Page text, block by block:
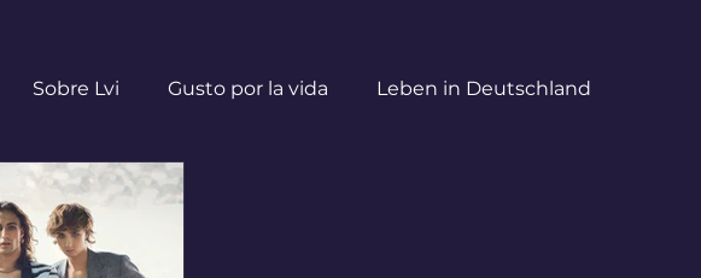
Sobre Lvi Gusto por la vida Leben in Deutschland
I ♥ CdMx Creatividad